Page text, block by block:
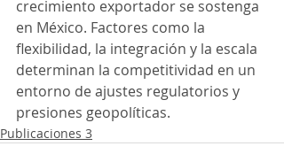
crecimiento exportador se sostenga
en México. Factores como la
flexibilidad, la integración y la escala
determinan la competitividad en un
entorno de ajustes regulatorios y
presiones geopolíticas.
Publicaciones 3